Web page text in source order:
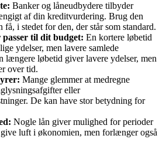
Banker og låneudbydere tilbyder
af din kreditvurdering. Brug den
få, i stedet for den, der står som standard.
til dit budget: En kortere løbetid
ydelser, men lavere samlede
længere løbetid giver lavere ydelser, men
over tid.
Mange glemmer at medregne
eller
De kan have stor betydning for
Nogle lån giver mulighed for perioder
luft i økonomien, men forlænger også